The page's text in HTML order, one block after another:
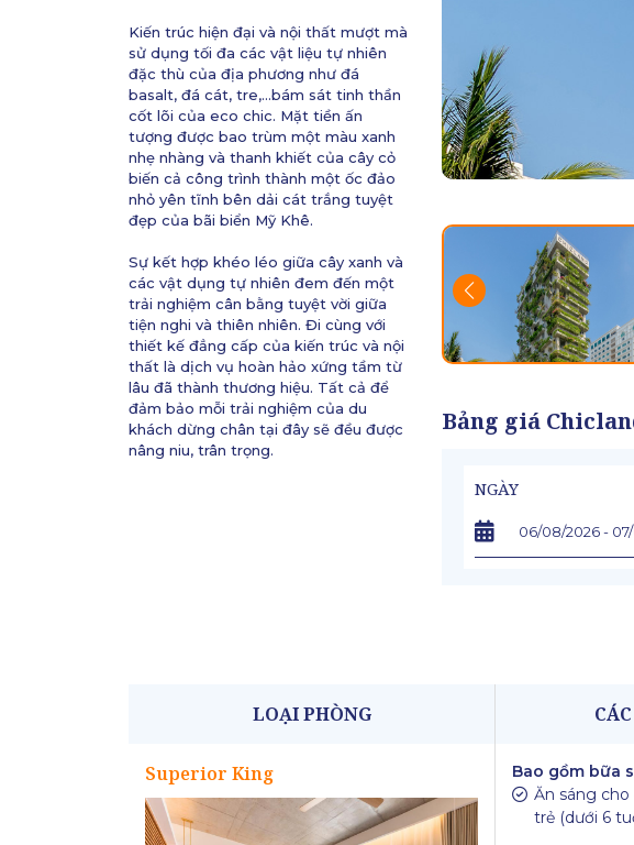
Kiến trúc hiện đại và nội thất mượt mà
sử dụng tối đa các vật liệu tự nhiên
đặc thù của địa phương như đá
basalt, đá cát, tre,...bám sát tinh thần
cốt lõi của eco chic. Mặt tiền ấn
tượng được bao trùm một màu xanh
nhẹ nhàng và thanh khiết của cây cỏ
biến cả công trình thành một ốc đảo
nhỏ yên tĩnh bên dải cát trắng tuyệt
đẹp của bãi biển Mỹ Khê.
Sự kết hợp khéo léo giữa cây xanh và
các vật dụng tự nhiên đem đến một
trải nghiệm cân bằng tuyệt vời giữa
tiện nghi và thiên nhiên. Đi cùng với
thiết kế đẳng cấp của kiến trúc và nội
thất là dịch vụ hoàn hảo xứng tầm từ
lâu đã thành thương hiệu. Tất cả để
đảm bảo mỗi trải nghiệm của du
khách dừng chân tại đây sẽ đều được
nâng niu, trân trọng.
Bảng giá
NGÀY
LOẠI PHÒNG
Superior King
Bao gồm bữa
Ăn sáng
trẻ (dưới 6